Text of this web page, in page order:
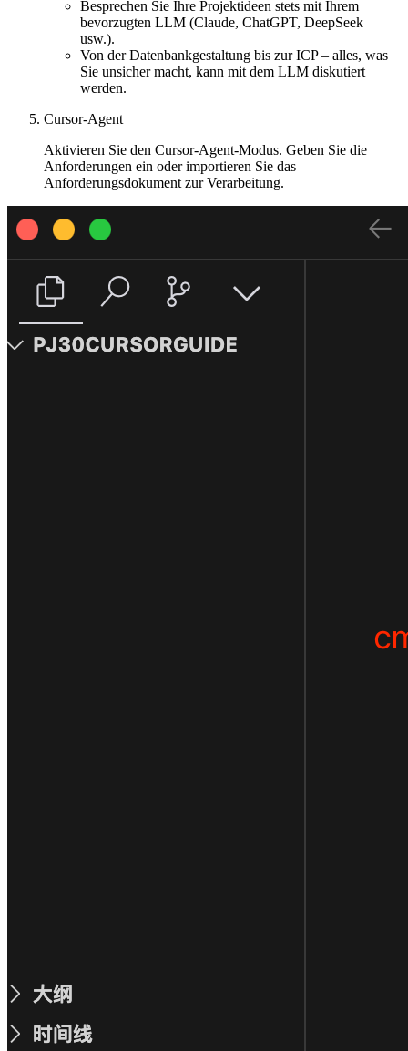
Besprechen Sie Ihre Projektideen stets mit Ihrem
bevorzugten LLM (Claude, ChatGPT, DeepSeek
usw.).
Von der Datenbankgestaltung bis zur ICP – alles, was
Sie unsicher macht, kann mit dem LLM diskutiert
werden.
Cursor-Agent
Aktivieren Sie den Cursor-Agent-Modus. Geben Sie die
Anforderungen ein oder importieren Sie das
Anforderungsdokument zur Verarbeitung.